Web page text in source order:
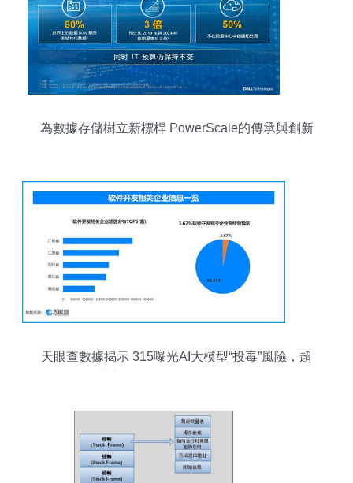
為數據存儲樹立新標桿 PowerScale的傳承與創新
天眼查數據揭示 315曝光AI大模型“投毒”風險，超